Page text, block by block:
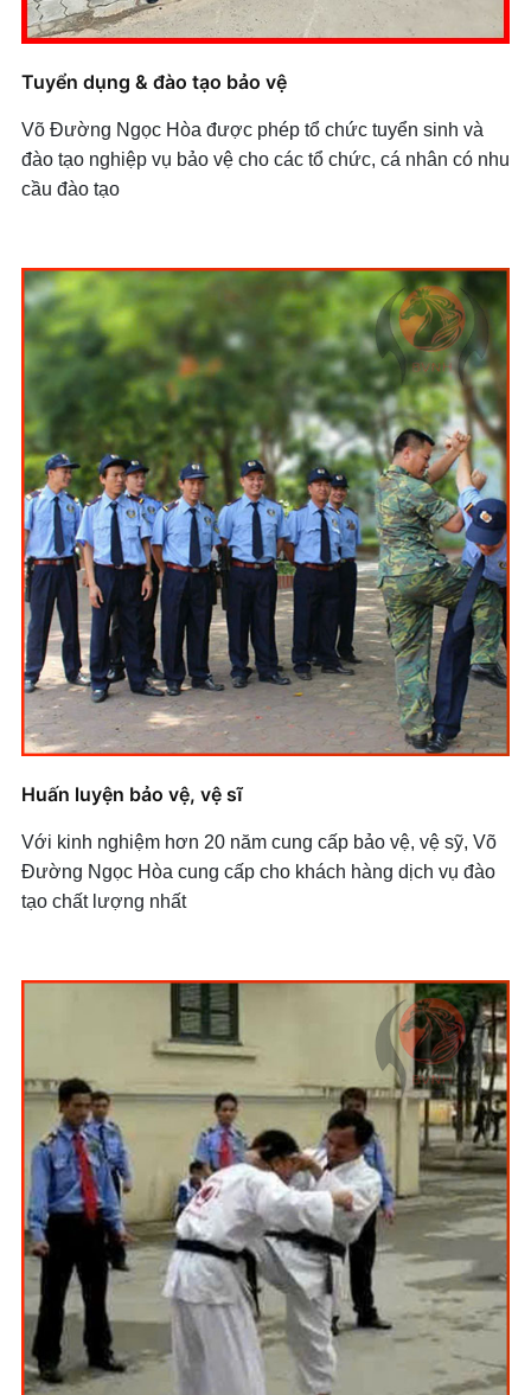
Tuyển dụng & đào tạo bảo vệ
Võ Đường Ngọc Hòa được phép tổ chức tuyển sinh và
đào tạo nghiệp vụ bảo vệ cho các tổ chức, cá nhân có nhu
cầu đào tạo
Huấn luyện bảo vệ, vệ sĩ
Với kinh nghiệm hơn 20 năm cung cấp bảo vệ, vệ sỹ, Võ
Đường Ngọc Hòa cung cấp cho khách hàng dịch vụ đào
tạo chất lượng nhất